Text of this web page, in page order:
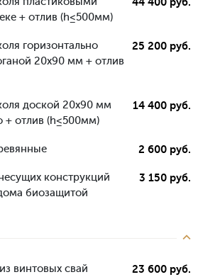
+ отлив (h≤500мм)
горизонтально
20х90 мм + отлив
25 200 руб.
доской 20х90 мм
+ отлив (h≤500мм)
14 400 руб.
2 600 руб.
конструкций
биозащитой
3 150 руб.
винтовых свай 23 600 руб.